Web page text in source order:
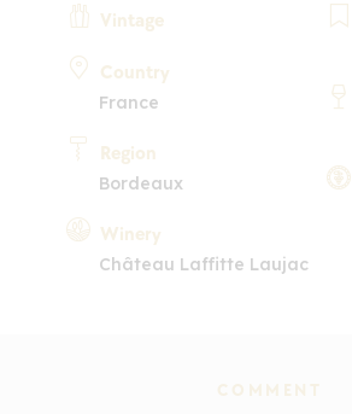
Vintage
Country
France
Region
Bordeaux
Winery
Château Laffitte Laujac
COMMENT